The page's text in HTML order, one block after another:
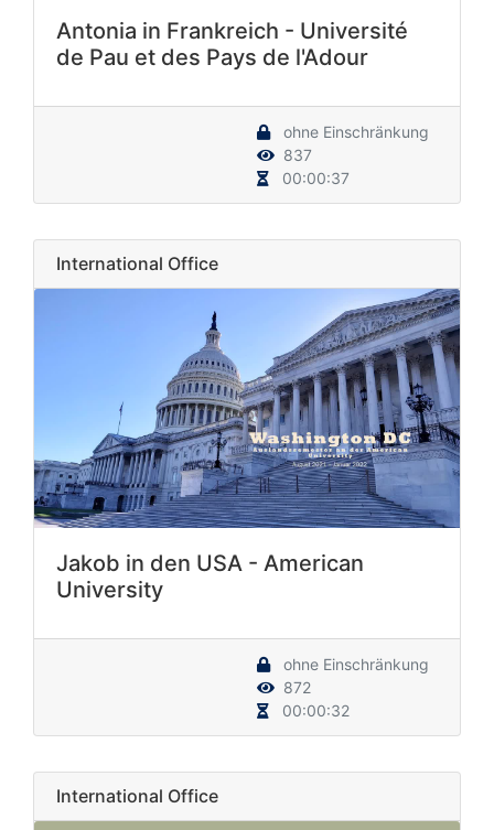
Antonia in Frankreich - Université
de Pau et des Pays de l'Adour
ohne Einschränkung
837
00:00:37
International Office
Jakob in den USA - American
University
ohne Einschränkung
872
00:00:32
International Office